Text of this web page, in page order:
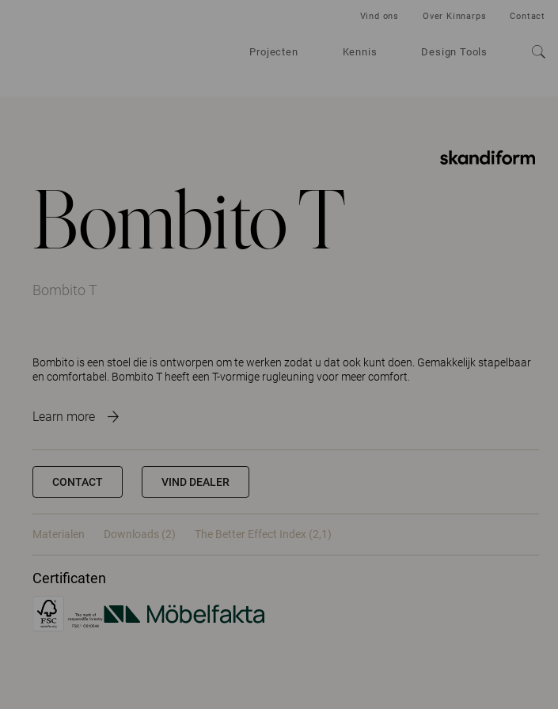
Projecten Kennis Design Tools
Vind ons Over Kinnarps Contact
Bombito T
Bombito T
Bombito is een stoel die is ontworpen om te werken zodat u dat ook kunt doen. Gemakkelijk stapelbaar
en comfortabel. Bombito T heeft een T-vormige rugleuning voor meer comfort.
Learn more
CONTACT VIND DEALER
Materialen Downloads (2) The Better Effect Index (2,1)
Certificaten